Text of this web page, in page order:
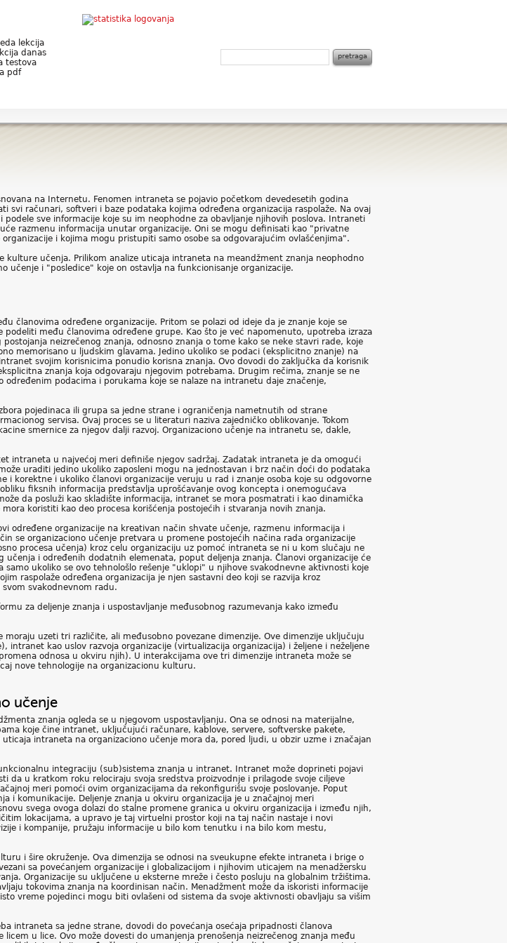
lekcija
danas
testova
pdf
na Internetu. Fenomen intraneta se pojavio početkom devedesetih godina
svi računari, softveri i baze podataka kojima određena organizacija raspolaže. Na ovaj
sve informacije koje su im neophodne za obavljanje njihovih poslova. Intraneti
razmenu informacija unutar organizacije. Oni se mogu definisati kao "privatne
i kojima mogu pristupiti samo osobe sa odgovarajućim ovlašćenjima".
kulture učenja. Prilikom analize uticaja intraneta na meandžment znanja neophodno
učenje i "posledice" koje on ostavlja na funkcionisanje organizacije.
članovima određene organizacije. Pritom se polazi od ideje da je znanje koje se
među članovima određene grupe. Kao što je već napomenuto, upotreba izraza
neizrečenog znanja, odnosno znanja o tome kako se neke stavri rade, koje
memorisano u ljudskim glavama. Jedino ukoliko se podaci (eksplicitno znanje) na
svojim korisnicima ponudio korisna znanja. Ovo dovodi do zaključka da korisnik
znanja koja odgovaraju njegovim potrebama. Drugim rečima, znanje se ne
podacima i porukama koje se nalaze na intranetu daje značenje,
pojedinaca ili grupa sa jedne strane i ograničenja nametnutih od strane
servisa. Ovaj proces se u literaturi naziva zajedničko oblikovanje. Tokom
smernice za njegov dalji razvoj. Organizaciono učenje na intranetu se, dakle,
intraneta u najvećoj meri definiše njegov sadržaj. Zadatak intraneta je da omogući
uraditi jedino ukoliko zaposleni mogu na jednostavan i brz način doći do podataka
i korektne i ukoliko članovi organizacije veruju u rad i znanje osoba koje su odgovorne
fiksnih informacija predstavlja uprošćavanje ovog koncepta i onemogućava
da posluži kao skladište informacija, intranet se mora posmatrati i kao dinamička
koristiti kao deo procesa korišćenja postojećih i stvaranja novih znanja.
određene organizacije na kreativan način shvate učenje, razmenu informacija i
se organizaciono učenje pretvara u promene postojećih načina rada organizacije
procesa učenja) kroz celu organizaciju uz pomoć intraneta se ni u kom slučaju ne
i određenih dodatnih elemenata, poput deljenja znanja. Članovi organizacije će
ukoliko se ovo tehnološlo rešenje "uklopi" u njihove svakodnevne aktivnosti koje
raspolaže određena organizacija je njen sastavni deo koji se razvija kroz
svakodnevnom radu.
za deljenje znanja i uspostavljanje međusobnog razumevanja kako između
uzeti tri različite, ali međusobno povezane dimenzije. Ove dimenzije uključuju
kao uslov razvoja organizacije (virtualizacija organizacija) i željene i neželjene
odnosa u okviru njih). U interakcijama ove tri dimenzije intraneta može se
nove tehnologije na organizacionu kulturu.
učenje
znanja ogleda se u njegovom uspostavljanju. Ona se odnosi na materijalne,
koje čine intranet, uključujući računare, kablove, servere, softverske pakete,
intraneta na organizaciono učenje mora da, pored ljudi, u obzir uzme i značajan
integraciju (sub)sistema znanja u intranet. Intranet može doprineti pojavi
da u kratkom roku relociraju svoja sredstva proizvodnje i prilagode svoje ciljeve
meri pomoći ovim organizacijama da rekonfigurišu svoje poslovanje. Poput
i komunikacije. Deljenje znanja u okviru organizacija je u značajnoj meri
svega ovoga dolazi do stalne promene granica u okviru organizacija i između njih,
lokacijama, a upravo je taj virtuelni prostor koji na taj način nastaje i novi
i kompanije, pružaju informacije u bilo kom tenutku i na bilo kom mestu,
i šire okruženje. Ova dimenzija se odnosi na sveukupne efekte intraneta i brige o
sa povećanjem organizacije i globalizacijom i njihovim uticajem na menadžersku
Organizacije su uključene u eksterne mreže i često posluju na globalnim tržištima.
tokovima znanja na koordinisan način. Menadžment može da iskoristi informacije
vreme pojedinci mogu biti ovlašeni od sistema da svoje aktivnosti obavljaju sa višim
intraneta sa jedne strane, dovodi do povećanja osećaja pripadnosti članova
u lice. Ovo može dovesti do umanjenja prenošenja neizrečenog znanja među